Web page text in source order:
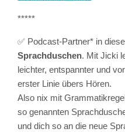
*****
✅ Podcast-Partner* in
Sprachduschen. Mit Jicki
leichter, entspannter und
erster Linie übers Hören.
Also nix mit
so genannten
und dich so an die neue